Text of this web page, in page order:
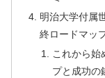
明治大学付属
終ロードマッ
これから始
プと成功の